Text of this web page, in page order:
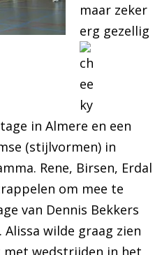
maar zeker
erg gezellig
in Almere en een
(stijlvormen) in
Rene, Birsen, Erdal
om mee te
van Dennis Bekkers
wilde graag zien
met wedstrijden in het